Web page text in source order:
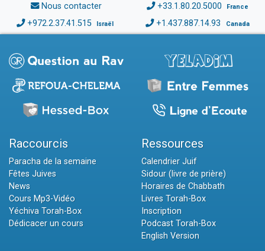
Nous contacter +33.1.80.20.5000 France
+972.2.37.41.515 Israël +1.437.887.14.93 Canada
Raccourcis
Paracha de la semaine
Fêtes Juives
News
Cours Mp3-Vidéo
Yéchiva Torah-Box
Dédicacer un cours
Ressources
Calendrier Juif
Sidour (livre de prière)
Horaires de Chabbath
Livres Torah-Box
Inscription
Podcast Torah-Box
English Version